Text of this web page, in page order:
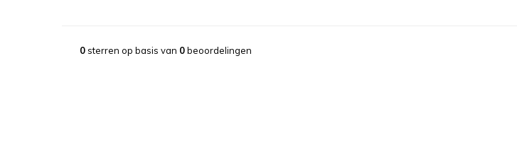
0sterren op basis van 0beoordelingen